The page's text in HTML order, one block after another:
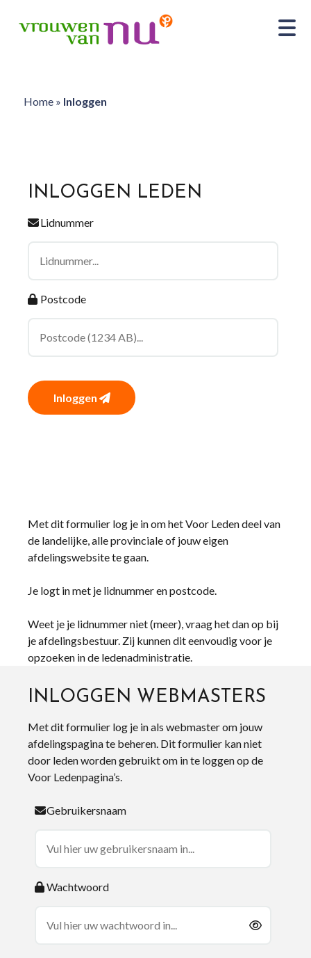
Home» Inloggen
INLOGGEN LEDEN
Lidnummer
Postcode
Inloggen
Met dit formulier log je in om het Voor Leden deel van
de landelijke, alle provinciale of jouw eigen
afdelingswebsite te gaan.
Je logt in met je lidnummer en postcode.
Weet je je lidnummer niet (meer), vraag het dan op bij
je afdelingsbestuur. Zij kunnen dit eenvoudig voor je
opzoeken in de ledenadministratie.
INLOGGEN WEBMASTERS
Met dit formulier log je in als webmaster om jouw
afdelingspagina te beheren. Dit formulier kan niet
door leden worden gebruikt om in te loggen op de
Voor Ledenpagina’s.
Gebruikersnaam
Wachtwoord